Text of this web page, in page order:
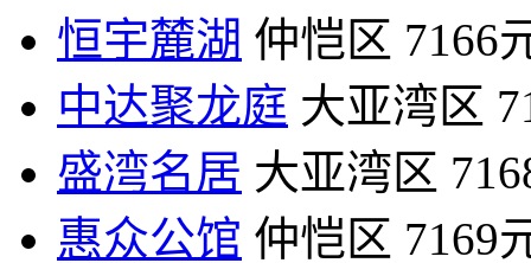
恒宇麓湖 仲恺区 7166
中达聚龙庭 大亚湾区
盛湾名居 大亚湾区
惠众公馆 仲恺区 7169